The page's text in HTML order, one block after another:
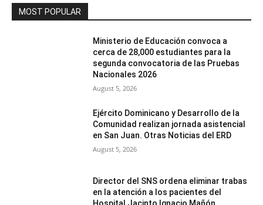
MOST POPULAR
Ministerio de Educación convoca a
cerca de 28,000 estudiantes para la
segunda convocatoria de las Pruebas
Nacionales 2026
August 5, 2026
Ejército Dominicano y Desarrollo de la
Comunidad realizan jornada asistencial
en San Juan. Otras Noticias del ERD
August 5, 2026
Director del SNS ordena eliminar trabas
en la atención a los pacientes del